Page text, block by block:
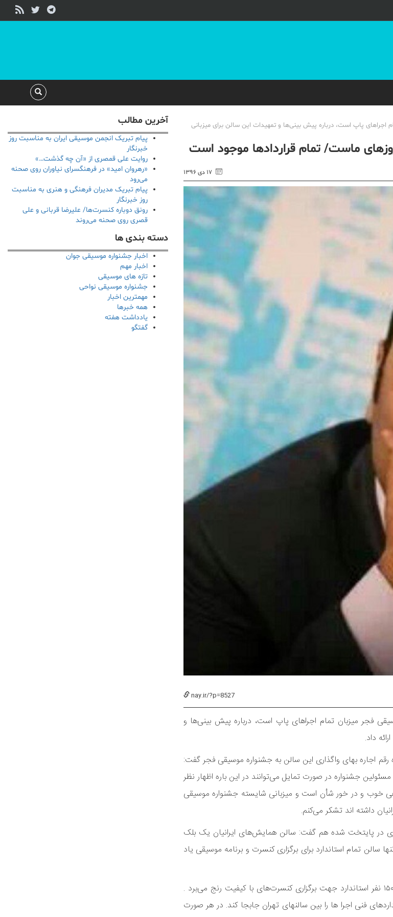
پاپ است، درباره پیش بینی‌ها و تمهیدات این سالن برای میزبانی
ماست/ تمام قراردادها موجود است
۱۷ دی ۱۳۹۶
nay.ir/?p=8527
فجر میزبان تمام اجراهای پاپ است، درباره پیش بینی‌ها و
داد.
اجاره بهای واگذاری این سالن به جشنواره موسیقی فجر گفت:
جشنواره در صورت تمایل می‌توانند در این باره اظهار نظر
و در خور شأن است و میزبانی شایسته جشنواره موسیقی
داشته اند تشکر می‌کنم.
در پایتخت شده هم گفت: سالن همایش‌های ایرانیان یک بلک
تمام استاندارد برای برگزاری کنسرت و برنامه موسیقی یاد
این مدیر خاطر نشان کرد: فراموش نکنیم شهر تهران به شدت از کمبود سالنهای بالای ۱۵۰۰ نفر استاندارد جهت برگزاری کنسرت‌های با کیفیت رنج می‌برد .
ایرانیان استانداردهای فنی اجرا ها را بین سالنهای تهران جابجا کند. در هر صورت
آخرین مطالب
پیام تبریک انجمن موسیقی ایران به مناسبت روز
خبرنگار
روایت علی قمصری از «آن چه گذشت…»
«رهروان امید» در فرهنگسرای نیاوران روی صحنه
می‌رود
پیام تبریک مدیران فرهنگی و هنری به مناسبت
روز خبرنگار
رونق دوباره کنسرت‌ها/ علیرضا قربانی و علی
قصری روی صحنه می‌روند
دسته بندی ها
اخبار جشنواره موسیقی جوان
اخبار مهم
تازه های موسیقی
جشنواره موسیقی نواحی
مهمترین اخبار
همه خبرها
یادداشت هفته
گفتگو